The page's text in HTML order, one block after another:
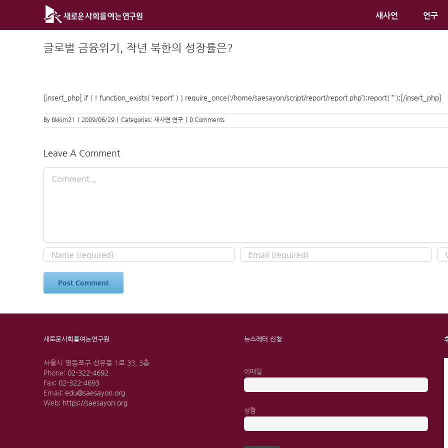
새사연 연구
글로벌 금융위기, 작년 북한의 성장률은?
[insert_php] if ( ! function_exists( ‘report’ ) ) require_once(‘/home/saesayon/script/report/report.php’);report( ” );[/insert_php]
By bkkim21 2009/06/29 Categories: 새사연 연구 0 Comments
Leave A Comment
새로운사회를여는연구원
서울시 영등포구 선유동 1로 33, 3층
Phone: 02-322-4692
Fax: 02-322-4693
Email: edu@saesayon.org
Web: https://saesayon.org
뉴스레터 신청
이메일
성함